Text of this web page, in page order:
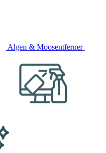
Algen & Moosentferner